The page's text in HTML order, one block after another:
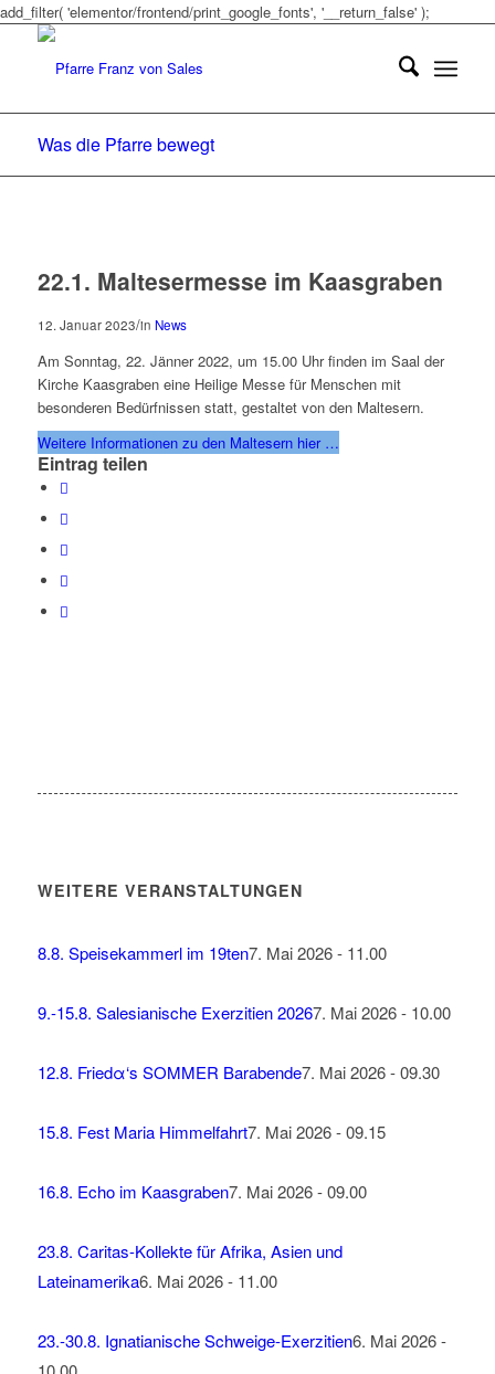
add_filter( 'elementor/frontend/print_google_fonts', '__return_false' );
Was die Pfarre bewegt
22.1. Maltesermesse im Kaasgraben
12. Januar 2023/in News
Am Sonntag, 22. Jänner 2022, um 15.00 Uhr finden im Saal der
Kirche Kaasgraben eine Heilige Messe für Menschen mit
besonderen Bedürfnissen statt, gestaltet von den Maltesern.
Weitere Informationen zu den Maltesern hier …
Eintrag teilen
WEITERE VERANSTALTUNGEN
8.8. Speisekammerl im 19ten7. Mai 2026 - 11.00
9.-15.8. Salesianische Exerzitien 20267. Mai 2026 - 10.00
12.8. Friedα‘s SOMMER Barabende7. Mai 2026 - 09.30
15.8. Fest Maria Himmelfahrt7. Mai 2026 - 09.15
16.8. Echo im Kaasgraben7. Mai 2026 - 09.00
23.8. Caritas-Kollekte für Afrika, Asien und
Lateinamerika6. Mai 2026 - 11.00
23.-30.8. Ignatianische Schweige-Exerzitien6. Mai 2026 -